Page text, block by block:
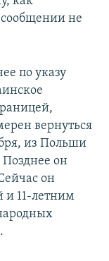
не
по указу
вернуться
из Польши
Позднее он
он
и 11-летним